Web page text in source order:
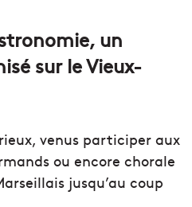
un
sur le Vieux-
venus participer aux
ou encore chorale
jusqu’au coup